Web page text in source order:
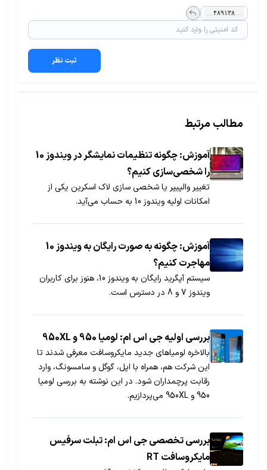
ثبت نظر
مطالب مرتبط
آموزش: چگونه تنظیمات نمایشگر در ویندوز 10
را شخصی‌سازی کنیم؟
تغییر والپیپر یا شخصی سازی لاک اسکرین یکی از
امکانات اولیه ویندوز 10 به حساب می‌آید.
آموزش: چگونه به صورت رایگان به ویندوز 10
مهاجرت کنیم؟
سیستم آپگرید رایگان به ویندوز 10، هنوز برای کاربران
ویندوز 7 و 8 در دسترس است.
بررسی اولیه جی اس ام: لومیا 950 و 950XL
بالاخره لومیاهای جدید مایکروسافت معرفی شدند تا
این شرکت هم، همراه با اپل، گوگل و سامسونگ، وارد
رقابت پرچمداران شود. در این نوشته به بررسی لومیا
950 و 950XL می‌پردازیم.
بررسی تخصصی جی اس ام: تبلت سرفیس
مایکروسافت RT